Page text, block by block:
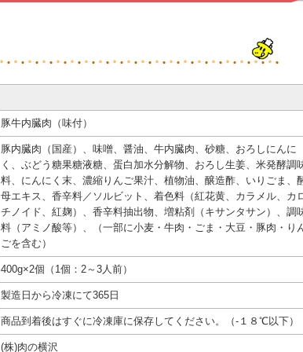
豚牛内臓肉（味付）
豚内臓肉（国産）、味噌、醤油、牛内臓肉、砂糖、おろしにんに
く、ぶどう糖果糖液糖、蛋白加水分解物、おろし生姜、米発酵調
料、にんにく末、濃縮りんご果汁、植物油、醸造酢、いりごま、
母エキス、香辛料／ソルビット、着色料（紅花黄、カラメル、カ
チノイド、紅麹）、香辛料抽出物、増粘剤（キサンタサン）、調
料（アミノ酸等）、（一部に小麦・牛肉・ごま・大豆・豚肉・り
ごを含む）
400g×2個（1個：2～3人前）
製造日から冷凍にて365日
商品到着後はすぐに冷凍庫に保存してください。（-１８℃以下）
(株)肉の横沢